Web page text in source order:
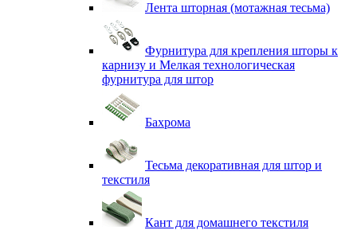
Лента шторная (мотажная тесьма)
Фурнитура для крепления шторы к
карнизу и Мелкая технологическая
фурнитура для штор
Бахрома
Тесьма декоративная для штор и
текстиля
Кант для домашнего текстиля